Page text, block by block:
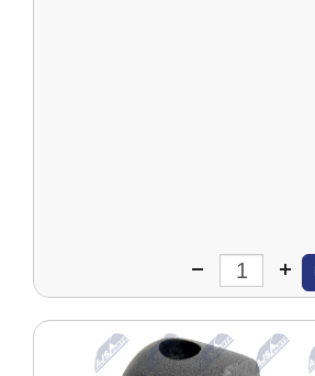
Wprowadź